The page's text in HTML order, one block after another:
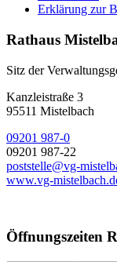
Erklärung zur
Rathaus
Sitz der
Kanzleistraße 3
95511 Mistelbach
09201 987-0
09201 987-22
poststelle@vg-
www.vg-
Öffnungszeiten